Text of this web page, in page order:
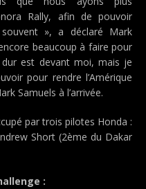
Rally, afin de pouvoir
», a déclaré Mark
beaucoup à faire pour
est devant moi, mais je
pour rendre l’Amérique
Samuels à l’arrivée.
par trois pilotes Honda :
Short (2ème du Dakar
: